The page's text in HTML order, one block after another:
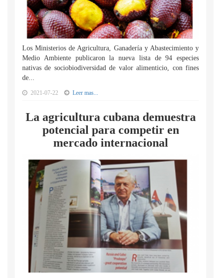
Los Ministerios de Agricultura, Ganadería y Abastecimiento y
Medio Ambiente publicaron la nueva lista de 94 especies
nativas de sociobiodiversidad de valor alimenticio, con fines
de...
2021-07-22 Leer mas...
La agricultura cubana demuestra
potencial para competir en
mercado internacional